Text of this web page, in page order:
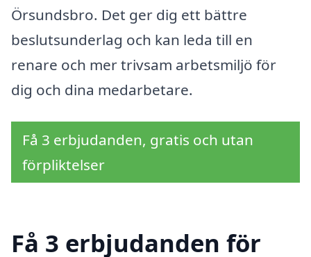
Örsundsbro. Det ger dig ett bättre
beslutsunderlag och kan leda till en
renare och mer trivsam arbetsmiljö för
dig och dina medarbetare.
Få 3 erbjudanden, gratis och utan
förpliktelser
Få 3 erbjudanden för